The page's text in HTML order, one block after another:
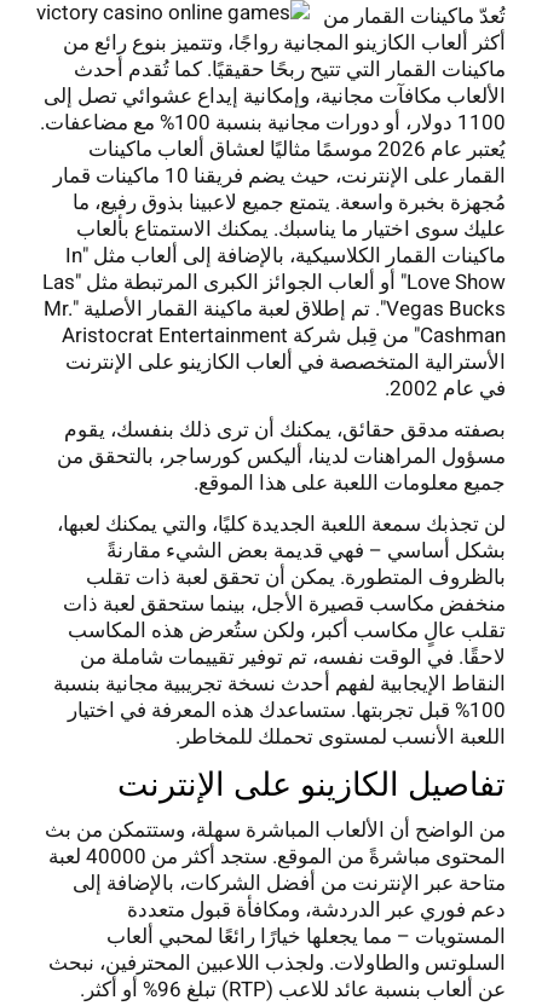
تُعدّ ماكينات القمار من
أكثر ألعاب الكازينو المجانية رواجًا، وتتميز بنوع رائع من
ماكينات القمار التي تتيح ربحًا حقيقيًا. كما تُقدم أحدث
الألعاب مكافآت مجانية، وإمكانية إيداع عشوائي تصل إلى
1100 دولار، أو دورات مجانية بنسبة 100% مع مضاعفات.
يُعتبر عام 2026 موسمًا مثاليًا لعشاق ألعاب ماكينات
القمار على الإنترنت، حيث يضم فريقنا 10 ماكينات قمار
مُجهزة بخبرة واسعة. يتمتع جميع لاعبينا بذوق رفيع، ما
عليك سوى اختيار ما يناسبك. يمكنك الاستمتاع بألعاب
ماكينات القمار الكلاسيكية، بالإضافة إلى ألعاب مثل "In
Love Show" أو ألعاب الجوائز الكبرى المرتبطة مثل "Las
Vegas Bucks". تم إطلاق لعبة ماكينة القمار الأصلية "Mr.
Cashman" من قِبل شركة Aristocrat Entertainment
الأسترالية المتخصصة في ألعاب الكازينو على الإنترنت
في عام 2002.
بصفته مدقق حقائق، يمكنك أن ترى ذلك بنفسك، يقوم
مسؤول المراهنات لدينا، أليكس كورساجر، بالتحقق من
جميع معلومات اللعبة على هذا الموقع.
لن تجذبك سمعة اللعبة الجديدة كليًا، والتي يمكنك لعبها،
بشكل أساسي – فهي قديمة بعض الشيء مقارنةً
بالظروف المتطورة. يمكن أن تحقق لعبة ذات تقلب
منخفض مكاسب قصيرة الأجل، بينما ستحقق لعبة ذات
تقلب عالٍ مكاسب أكبر، ولكن ستُعرض هذه المكاسب
لاحقًا. في الوقت نفسه، تم توفير تقييمات شاملة من
النقاط الإيجابية لفهم أحدث نسخة تجريبية مجانية بنسبة
100% قبل تجربتها. ستساعدك هذه المعرفة في اختيار
اللعبة الأنسب لمستوى تحملك للمخاطر.
تفاصيل الكازينو على الإنترنت
من الواضح أن الألعاب المباشرة سهلة، وستتمكن من بث
المحتوى مباشرةً من الموقع. ستجد أكثر من 40000 لعبة
متاحة عبر الإنترنت من أفضل الشركات، بالإضافة إلى
دعم فوري عبر الدردشة، ومكافأة قبول متعددة
المستويات – مما يجعلها خيارًا رائعًا لمحبي ألعاب
السلوتس والطاولات. ولجذب اللاعبين المحترفين، نبحث
عن ألعاب بنسبة عائد للاعب (RTP) تبلغ 96% أو أكثر.